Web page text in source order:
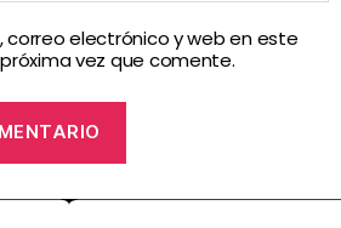
correo electrónico y web en este
vez que comente.